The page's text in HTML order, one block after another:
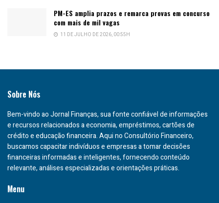
PM-ES amplia prazos e remarca provas em concurso
com mais de mil vagas
11 DE JULHO DE 2026, 00:55H
Sobre Nós
Bem-vindo ao Jornal Finanças, sua fonte confiável de informações
e recursos relacionados a economia, empréstimos, cartões de
crédito e educação financeira. Aqui no Consultório Financeiro,
buscamos capacitar indivíduos e empresas a tomar decisões
financeiras informadas e inteligentes, fornecendo conteúdo
relevante, análises especializadas e orientações práticas.
Menu